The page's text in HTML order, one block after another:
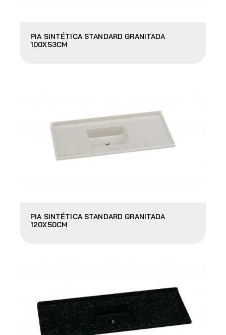
PIA SINTÉTICA STANDARD GRANITADA
100X53CM
PIA SINTÉTICA STANDARD GRANITADA
120X50CM